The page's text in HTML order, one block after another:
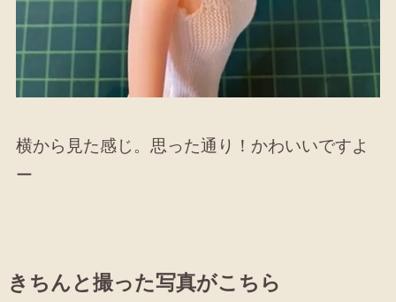
横から見た感じ。思った通り！かわいいですよ
ー
きちんと撮った写真がこちら